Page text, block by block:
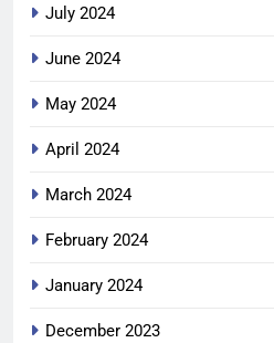
July 2024
June 2024
May 2024
April 2024
March 2024
February 2024
January 2024
December 2023